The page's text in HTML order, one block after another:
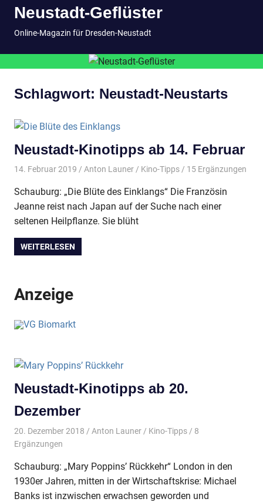
InhaltNeustadt-Geflüster
Online-Magazin für Dresden-Neustadt
Schlagwort: Neustadt-Neustarts
Neustadt-Kinotipps ab 14. Februar
14. Februar 2019 Anton Launer Kino-Tipps/ 15 Ergänzungen
Schauburg: „Die Blüte des Einklangs“ Die Französin
Jeanne reist nach Japan auf der Suche nach einer
seltenen Heilpflanze. Sie blüht
WEITERLESEN
Anzeige
Neustadt-Kinotipps ab 20.
Dezember
20. Dezember 2018 Anton Launer Kino-Tipps/ 8
Ergänzungen
Schauburg: „Mary Poppins’ Rückkehr“ London in den
1930er Jahren, mitten in der Wirtschaftskrise: Michael
Banks ist inzwischen erwachsen geworden und